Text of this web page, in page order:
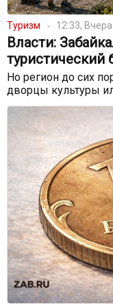
Туризм 12:33, Вчера
Власти:
туристический
Но регион до сих
дворцы культуры